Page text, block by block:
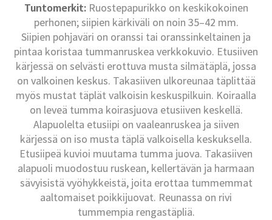
Tuntomerkit:Ruostepapurikko on keskikokoinen
perhonen; siipien kärkiväli on noin 35–42 mm.
Siipien pohjaväri on oranssi tai oranssinkeltainen ja
pintaa koristaa tummanruskea verkkokuvio. Etusiiven
kärjessä on selvästi erottuva musta silmätäplä, jossa
on valkoinen keskus. Takasiiven ulkoreunaa täplittää
myös mustat täplät valkoisin keskuspilkuin. Koiraalla
on leveä tumma koirasjuova etusiiven keskellä.
Alapuolelta etusiipi on vaaleanruskea ja siiven
kärjessä on iso musta täplä valkoisella keskuksella.
Etusiipeä kuvioi muutama tumma juova. Takasiiven
alapuoli muodostuu ruskean, kellertävän ja harmaan
sävyisistä vyöhykkeistä, joita erottaa tummemmat
aaltomaiset poikkijuovat. Reunassa on rivi
tummempia rengastäpliä.